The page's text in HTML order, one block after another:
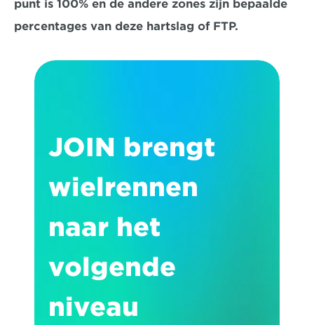
punt is 100% en de andere zones zijn bepaalde
percentages van deze hartslag of FTP.
JOIN brengt
wielrennen
naar het
volgende
niveau